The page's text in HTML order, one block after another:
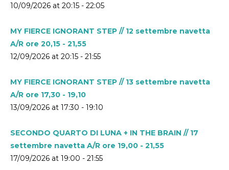
10/09/2026 at 20:15 - 22:05
MY FIERCE IGNORANT STEP // 12 settembre navetta
A/R ore 20,15 - 21,55
12/09/2026 at 20:15 - 21:55
MY FIERCE IGNORANT STEP // 13 settembre navetta
A/R ore 17,30 - 19,10
13/09/2026 at 17:30 - 19:10
SECONDO QUARTO DI LUNA + IN THE BRAIN // 17
settembre navetta A/R ore 19,00 - 21,55
17/09/2026 at 19:00 - 21:55